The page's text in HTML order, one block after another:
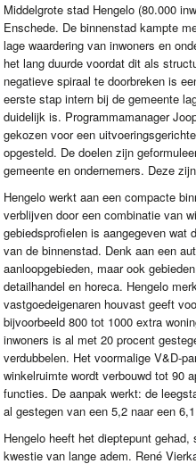
Middelgrote stad Hengelo (80.000
Enschede. De binnenstad kampte
lage waardering van inwoners en
het lang duurde voordat dit als
negatieve spiraal te doorbreken is
eerste stap intern bij de gemeente
duidelijk is. Programmamanager
gekozen voor een
opgesteld. De doelen zijn
gemeente en ondernemers. Deze
Hengelo werkt aan een compacte
verblijven door een combinatie van
gebiedsprofielen is aangegeven wat
van de binnenstad. Denk aan een
aanloopgebieden, maar ook
detailhandel en horeca. Hengelo
vastgoedeigenaren houvast geeft
bijvoorbeeld 800 tot 1000 extra
inwoners is al met 20 procent
verdubbelen. Het voormalige V&D-
winkelruimte wordt verbouwd tot 90
functies. De aanpak werkt: de
al gestegen van een 5,2 naar een
Hengelo heeft het dieptepunt
kwestie van lange adem. René